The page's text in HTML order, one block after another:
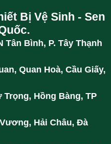
Bị Vệ Sinh - Sen
Tân Bình, P. Tây Thạnh
Quan Hoà, Cầu Giấy,
Trọng, Hồng Bàng, TP
Hải Châu, Đà